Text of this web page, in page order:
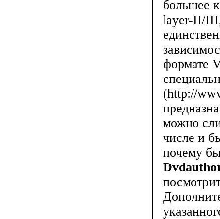
большее
layer-II/
формате
(http://
можно
числе и
почему